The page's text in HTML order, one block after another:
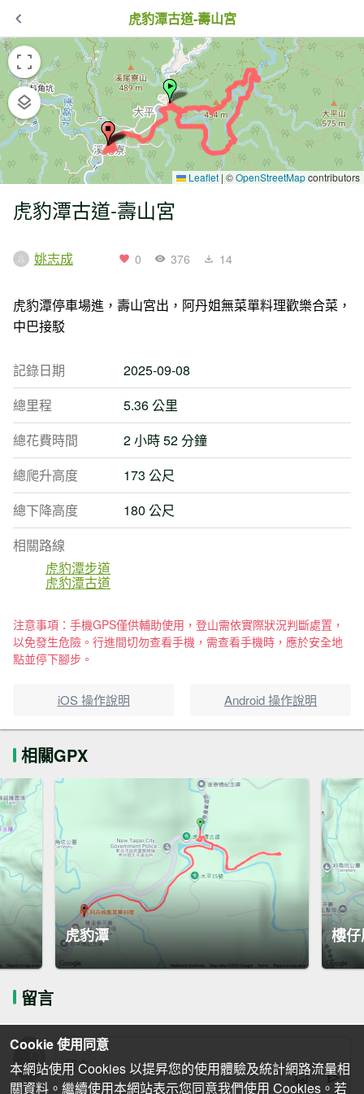
虎豹潭古道-壽山宮
Leaflet | ©OpenStreetMapcontributors
虎豹潭古道-壽山宮
姚志成 0 376 14
虎豹潭停車場進，壽山宮出，阿丹姐無菜單料理歡樂合菜，
中巴接駁
記錄日期
2025-09-08
總里程
5.36 公里
總花費時間
2 小時 52 分鐘
總爬升高度
173 公尺
總下降高度
180 公尺
相關路線
虎豹潭步道
虎豹潭古道
注意事項：手機GPS僅供輔助使用，登山需依實際狀況判斷處置，
以免發生危險。行進間切勿查看手機，需查看手機時，應於安全地
點並停下腳步。
iOS 操作說明 Android 操作說明
相關GPX
虎豹潭 樓
留言
Cookie 使用同意
本網站使用 Cookies 以提昇您的使用體驗及統計網路流量相
關資料。繼續使用本網站表示您同意我們使用 Cookies。若